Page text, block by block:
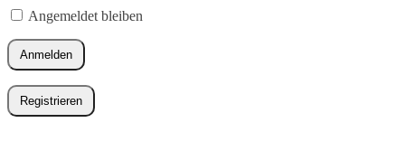
Angemeldet bleiben
Anmelden
Registrieren